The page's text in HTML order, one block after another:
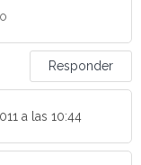
Responder
a las 10:44